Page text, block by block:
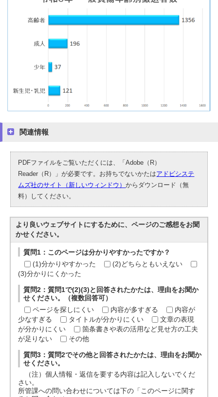
関連情報
PDFファイルをご覧いただくには、「Adobe（R）
Reader（R）」が必要です。お持ちでないかたはアドビシステ
ムズ社のサイト（新しいウィンドウ）からダウンロード（無
料）してください。
より良いウェブサイトにするために、ページのご感想をお聞
かせください。
質問1：このページは分かりやすかったですか？
(1)分かりやすかった
(2)どちらともいえない
(3)分かりにくかった
質問2：質問1で(2)(3)と回答されたかたは、理由をお聞か
せください。（複数回答可）
ページを探しにくい
内容が多すぎる
内容が
少なすぎる
タイトルが分かりにくい
文章の表現
が分かりにくい
箇条書きや表の活用など見せ方の工夫
が足りない
その他
質問3：質問2でその他と回答されたかたは、理由をお聞か
せください。
（注）個人情報・返信を要する内容は記入しないでくだ
さい。
所管課への問い合わせについては下の「このページに関す